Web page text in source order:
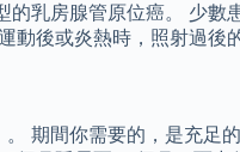
乳房腺管原位癌。 少
後或炎熱時，照射過
期間你需要的，是充